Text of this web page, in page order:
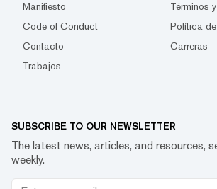
Manifiesto
Términos
Code of Conduct
Política
Contacto
Carreras
Trabajos
SUBSCRIBE TO OUR NEWSLETTER
The latest news, articles, and resources,
weekly.